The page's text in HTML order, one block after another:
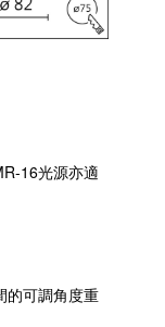
16光源亦適
的可調角度重